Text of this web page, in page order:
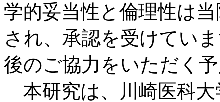
学的妥当性と倫理性は
され、承認を受けてい
後のご協力をいただく
本研究は、川崎医科大